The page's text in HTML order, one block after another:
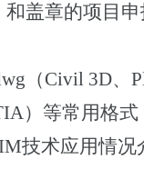
盖章的项目
（Civil 3D、
）等常用格
技术应用情况